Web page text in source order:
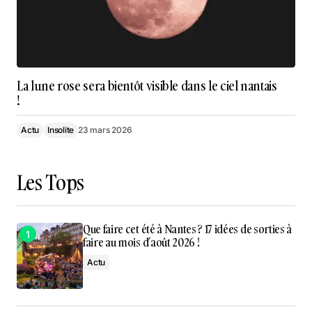
La lune rose sera bientôt visible dans le ciel nantais
!
Actu Insolite 23 mars 2026
Les Tops
Que faire cet été à Nantes ? 17 idées de sorties à
faire au mois d’août 2026 !
Actu